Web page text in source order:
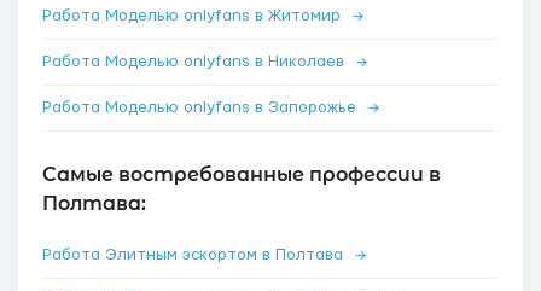
Работа Моделью onlyfans в Житомир →
Работа Моделью onlyfans в Николаев →
Работа Моделью onlyfans в Запорожье →
Самые востребованные профессии в
Полтава:
Работа Элитным эскортом в Полтава →